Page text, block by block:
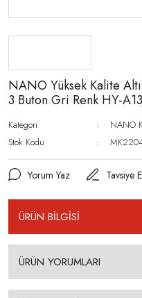
NANO Yüksek Kalite
3 Buton Gri Renk HY-
Kategori
NANO
Stok Kodu
Yorum Yaz Tavsiye
ÜRÜN BİLGİSİ
ÜRÜN YORUMLARI